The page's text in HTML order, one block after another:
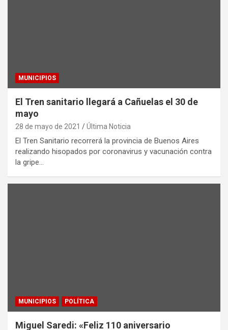
MUNICIPIOS
El Tren sanitario llegará a Cañuelas el 30 de
mayo
28 de mayo de 2021 Última Noticia
El Tren Sanitario recorrerá la provincia de Buenos Aires
realizando hisopados por coronavirus y vacunación contra
la gripe…
MUNICIPIOS POLÍTICA
Miguel Saredi: «Feliz 110 aniversario